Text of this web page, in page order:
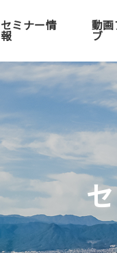
セミナー情
報
動画
ブ